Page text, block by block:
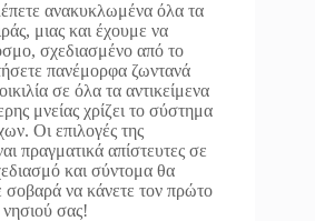
ανακυκλωμένα όλα τα
μιας και έχουμε να
σχεδιασμένο από το
πανέμορφα ζωντανά
σε όλα τα αντικείμενα
μνείας χρίζει το σύστημα
Οι επιλογές της
πραγματικά απίστευτες σε
και σύντομα θα
σοβαρά να κάνετε τον πρώτο
σας!